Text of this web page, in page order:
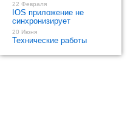
22 Февраля
IOS приложение не
синхронизирует
20 Июня
Технические работы